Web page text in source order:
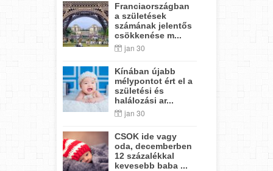
Franciaországban
a születések
számának jelentős
csökkenése m...
jan 30
Kínában újabb
mélypontot ért el a
születési és
halálozási ar...
jan 30
CSOK ide vagy
oda, decemberben
12 százalékkal
kevesebb baba ...